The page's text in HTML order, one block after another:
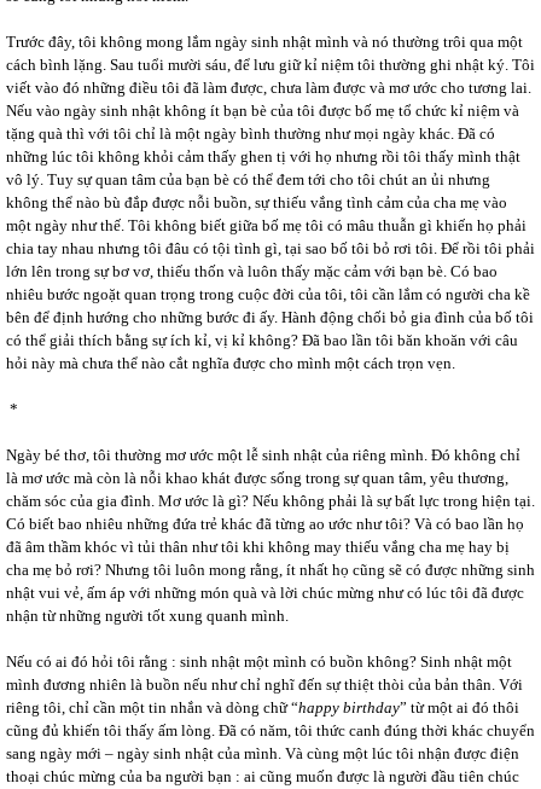
Trước đây, tôi không mong lắm ngày sinh nhật mình và nó thường trôi qua một
cách bình lặng. Sau tuổi mười sáu, để lưu giữ kỉ niệm tôi thường ghi nhật ký. Tôi
viết vào đó những điều tôi đã làm được, chưa làm được và mơ ước cho tương lai.
Nếu vào ngày sinh nhật không ít bạn bè của tôi được bố mẹ tổ chức kỉ niệm và
tặng quà thì với tôi chỉ là một ngày bình thường như mọi ngày khác. Đã có
những lúc tôi không khỏi cảm thấy ghen tị với họ nhưng rồi tôi thấy mình thật
vô lý. Tuy sự quan tâm của bạn bè có thể đem tới cho tôi chút an ủi nhưng
không thể nào bù đắp được nỗi buồn, sự thiếu vắng tình cảm của cha mẹ vào
một ngày như thế. Tôi không biết giữa bố mẹ tôi có mâu thuẫn gì khiến họ phải
chia tay nhau nhưng tôi đâu có tội tình gì, tại sao bố tôi bỏ rơi tôi. Để rồi tôi phải
lớn lên trong sự bơ vơ, thiếu thốn và luôn thấy mặc cảm với bạn bè. Có bao
nhiêu bước ngoặt quan trọng trong cuộc đời của tôi, tôi cần lắm có người cha kề
bên để định hướng cho những bước đi ấy. Hành động chối bỏ gia đình của bố tôi
có thể giải thích bằng sự ích kỉ, vị kỉ không? Đã bao lần tôi băn khoăn với câu
hỏi này mà chưa thể nào cắt nghĩa được cho mình một cách trọn vẹn.
*
Ngày bé thơ, tôi thường mơ ước một lễ sinh nhật của riêng mình. Đó không chỉ
là mơ ước mà còn là nỗi khao khát được sống trong sự quan tâm, yêu thương,
chăm sóc của gia đình. Mơ ước là gì? Nếu không phải là sự bất lực trong hiện tại.
Có biết bao nhiêu những đứa trẻ khác đã từng ao ước như tôi? Và có bao lần họ
đã âm thầm khóc vì tủi thân như tôi khi không may thiếu vắng cha mẹ hay bị
cha mẹ bỏ rơi? Nhưng tôi luôn mong rằng, ít nhất họ cũng sẽ có được những sinh
nhật vui vẻ, ấm áp với những món quà và lời chúc mừng như có lúc tôi đã được
nhận từ những người tốt xung quanh mình.
Nếu có ai đó hỏi tôi rằng : sinh nhật một mình có buồn không? Sinh nhật một
mình đương nhiên là buồn nếu như chỉ nghĩ đến sự thiệt thòi của bản thân. Với
riêng tôi, chỉ cần một tin nhắn và dòng chữ “happy birthday” từ một ai đó thôi
cũng đủ khiến tôi thấy ấm lòng. Đã có năm, tôi thức canh đúng thời khác chuyển
sang ngày mới – ngày sinh nhật của mình. Và cùng một lúc tôi nhận được điện
thoại chúc mừng của ba người bạn : ai cũng muốn được là người đầu tiên chúc